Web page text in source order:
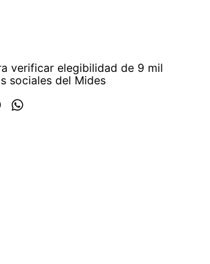
verificar elegibilidad de 9 mil
sociales del Mides